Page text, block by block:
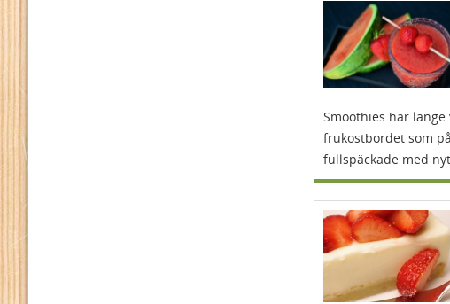
Smoothies har
frukostbordet som
fullspäckade med